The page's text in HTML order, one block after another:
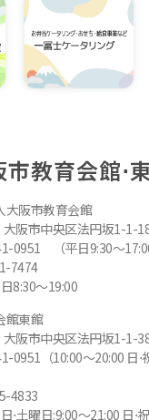
市教育会館⋅
大阪市教育会館
阪市中央区法円坂1-1-
0951 （平日9:30～
7474
8:30～19:00
館東館
阪市中央区法円坂1-1-
0951（10:00～20:00 日⋅
4833
⋅土曜日:9:00～21:00 日⋅